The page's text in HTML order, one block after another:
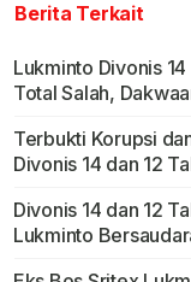
Berita Terkait
Lukminto Divonis
Total Salah,
Terbukti Korupsi
Divonis 14 dan 12
Divonis 14 dan 12
Lukminto